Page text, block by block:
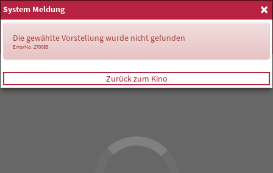
Anmelden
×
System Meldung
Die gewählte Vorstellung wurde nicht gefunden
ErrorNo. 270083
Zurück zum Kino